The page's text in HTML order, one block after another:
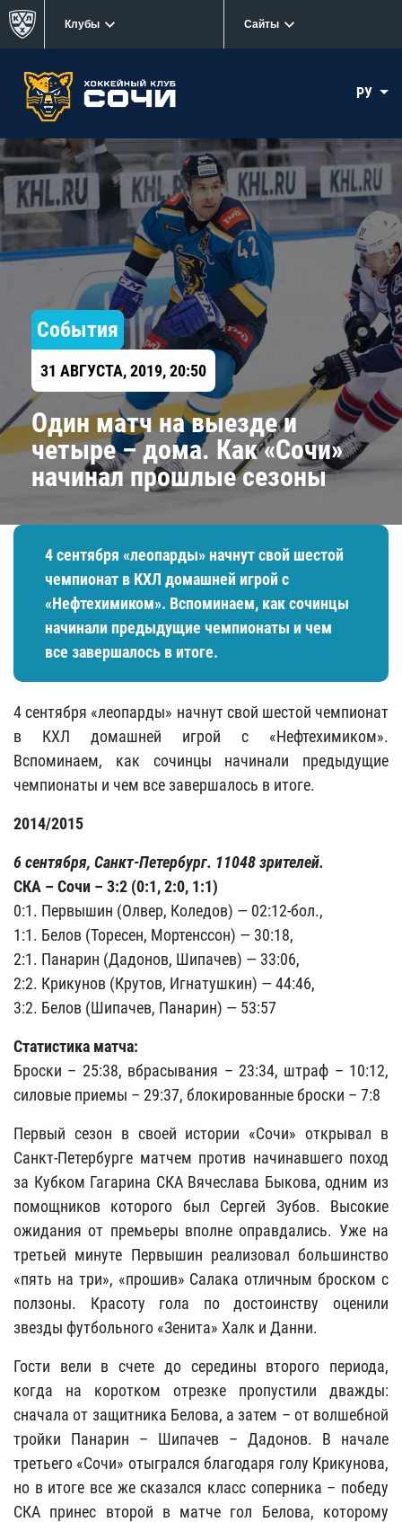
Клубы Сайты
РУ
События
31 АВГУСТА, 2019, 20:50
Один матч на выезде и
четыре – дома. Как «Сочи»
начинал прошлые сезоны
4 сентября «леопарды» начнут свой шестой
чемпионат в КХЛ домашней игрой с
«Нефтехимиком». Вспоминаем, как сочинцы
начинали предыдущие чемпионаты и чем
все завершалось в итоге.
4 сентября «леопарды» начнут свой шестой чемпионат
в КХЛ домашней игрой с «Нефтехимиком».
Вспоминаем, как сочинцы начинали предыдущие
чемпионаты и чем все завершалось в итоге.
2014/2015
6 сентября, Санкт-Петербург. 11048 зрителей.
СКА – Сочи – 3:2 (0:1, 2:0, 1:1)
0:1. Первышин (Олвер, Коледов) — 02:12-бол.,
1:1. Белов (Торесен, Мортенссон) — 30:18,
2:1. Панарин (Дадонов, Шипачев) — 33:06,
2:2. Крикунов (Крутов, Игнатушкин) — 44:46,
3:2. Белов (Шипачев, Панарин) — 53:57
Статистика матча:
Броски – 25:38, вбрасывания – 23:34, штраф – 10:12,
силовые приемы – 29:37, блокированные броски – 7:8
Первый сезон в своей истории «Сочи» открывал в
Санкт-Петербурге матчем против начинавшего поход
за Кубком Гагарина СКА Вячеслава Быкова, одним из
помощников которого был Сергей Зубов. Высокие
ожидания от премьеры вполне оправдались. Уже на
третьей минуте Первышин реализовал большинство
«пять на три», «прошив» Салака отличным броском с
ползоны. Красоту гола по достоинству оценили
звезды футбольного «Зенита» Халк и Данни.
Гости вели в счете до середины второго периода,
когда на коротком отрезке пропустили дважды:
сначала от защитника Белова, а затем – от волшебной
тройки Панарин – Шипачев – Дадонов. В начале
третьего «Сочи» отыгрался благодаря голу Крикунова,
но в итоге все же сказался класс соперника – победу
СКА принес второй в матче гол Белова, которому